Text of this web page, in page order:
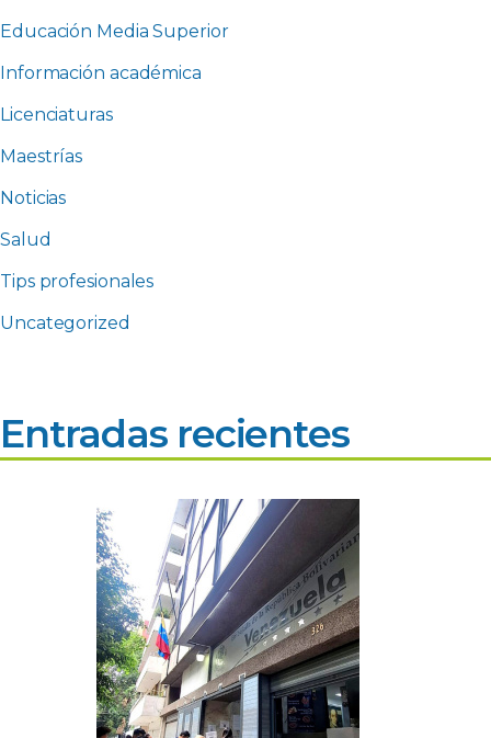
Educación Media Superior
Información académica
Licenciaturas
Maestrías
Noticias
Salud
Tips profesionales
Uncategorized
Entradas recientes